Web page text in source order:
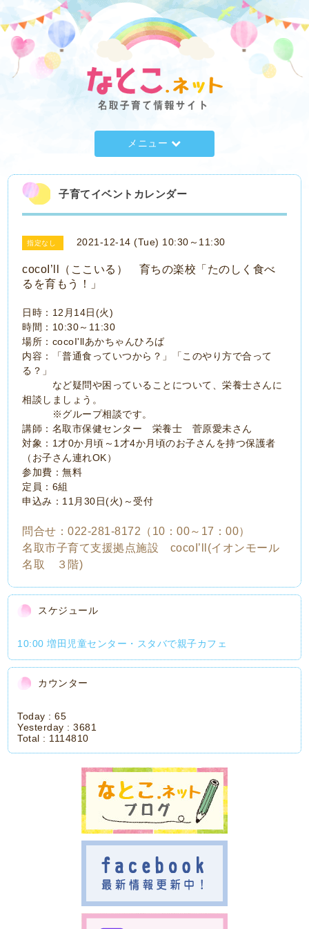
メニュー
子育てイベントカレンダー
指定なし 2021-12-14 (Tue) 10:30～11:30
cocoI’ll（ここいる） 育ちの楽校「たのしく食べ
るを育もう！」
日時：12月14日(火)
時間：10:30～11:30
場所：cocoI'llあかちゃんひろば
内容：「普通食っていつから？」「このやり方で合って
る？」
など疑問や困っていることについて、栄養士さんに
相談しましょう。
※グループ相談です。
講師：名取市保健センター 栄養士 菅原愛未さん
対象：1才0か月頃～1才4か月頃のお子さんを持つ保護者
（お子さん連れOK）
参加費：無料
定員：6組
申込み：11月30日(火)～受付
問合せ：022‐281-8172（10：00～17：00）
名取市子育て支援拠点施設 cocoI’ll(イオンモール
名取 ３階)
スケジュール
10:00 増田児童センター・スタバで親子カフェ
カウンター
Today :65
Yesterday :3681
Total : 1114810